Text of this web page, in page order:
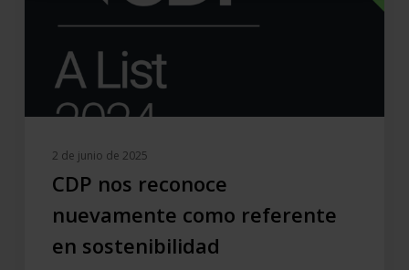
sostenibilidad
2 de junio de 2025
CDP nos reconoce
nuevamente como referente
en sostenibilidad